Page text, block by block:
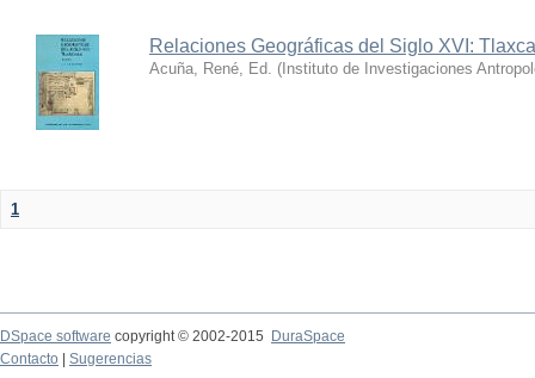
Relaciones Geográficas del Siglo XVI:
Acuña, René, Ed. ( Instituto de Investigaciones
1
DSpace software copyright © 2002-2015
DuraSpace
Contacto
Sugerencias